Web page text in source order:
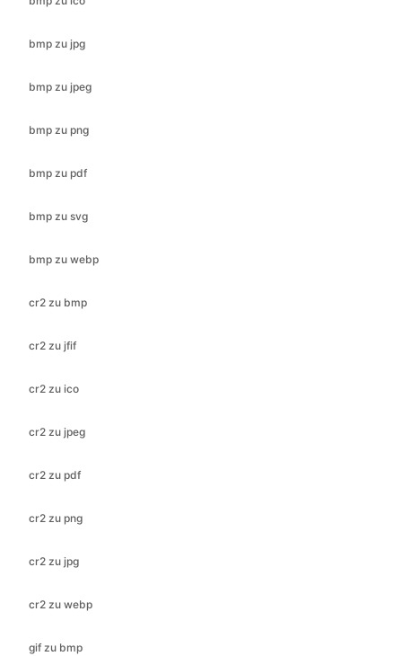
bmp zu jpeg
bmp zu png
bmp zu pdf
bmp zu svg
bmp zu webp
cr2 zu bmp
cr2 zu jfif
cr2 zu ico
cr2 zu jpeg
cr2 zu pdf
cr2 zu png
cr2 zu jpg
cr2 zu webp
gif zu bmp
gif zu ico